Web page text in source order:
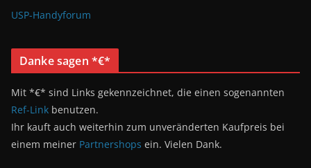
USP-Handyforum
Danke sagen *€*
Mit *€* sind Links gekennzeichnet, die einen sogenannten
Ref-Link benutzen.
Ihr kauft auch weiterhin zum unveränderten Kaufpreis bei
einem meiner Partnershops ein. Vielen Dank.